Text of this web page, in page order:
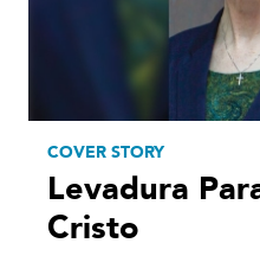
COVER STORY
Levadura
Cristo